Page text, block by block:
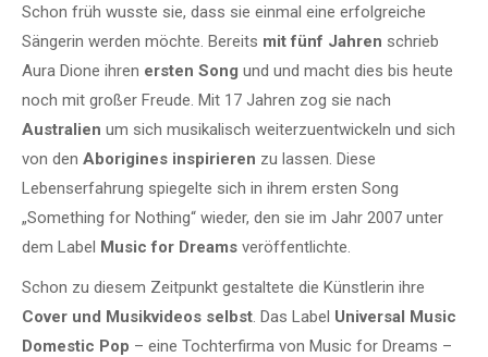
Schon früh wusste sie, dass sie einmal eine erfolgreiche
Sängerin werden möchte. Bereits mit fünf Jahren schrieb
Aura Dione ihren ersten Song und und macht dies bis heute
noch mit großer Freude. Mit 17 Jahren zog sie nach
Australien um sich musikalisch weiterzuentwickeln und sich
von den Aborigines inspirieren zu lassen. Diese
Lebenserfahrung spiegelte sich in ihrem ersten Song
„Something for Nothing“ wieder, den sie im Jahr 2007 unter
dem Label Music for Dreams veröffentlichte.
Schon zu diesem Zeitpunkt gestaltete die Künstlerin ihre
Cover und Musikvideos selbst. Das Label Universal Music
Domestic Pop – eine Tochterfirma von Music for Dreams –